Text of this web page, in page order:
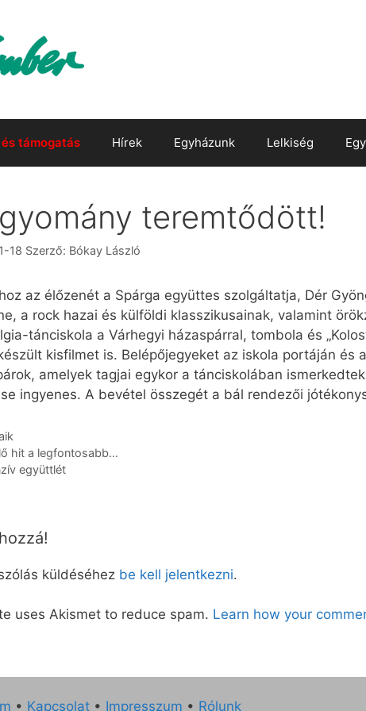
támogatás Hírek Egyházunk Lelkiség
teremtődött!
18 Szerző: Bókay László
az élőzenét a Spárga együttes szolgáltatja, Dér
a rock hazai és külföldi klasszikusainak, valamint
tánciskola a Várhegyi házaspárral, tombola és
kisfilmet is. Belépőjegyeket az iskola portáján
amelyek tagjai egykor a tánciskolában
ingyenes. A bevétel összegét a bál rendezői
hit a legfontosabb…
együttlét
küldéséhez be kell jelentkezni.
uses Akismet to reduce spam. Learn how your
• Kapcsolat • Impresszum • Rólunk